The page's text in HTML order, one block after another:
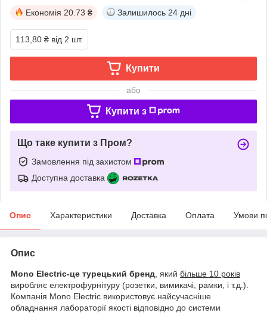
Економія 20.73 ₴ Залишилось 24 дні
113,80 ₴ від 2 шт.
Купити
або
Купити з
Що таке купити з Пром?
Замовлення під захистом
Доступна доставка
Опис Характеристики Доставка Оплата Умови
Опис
Mono Electric-це турецький бренд , який більше 10 років
виробляє електрофурнітуру (розетки, вимикачі, рамки, і т.д.).
Компанія Mono Electric використовує найсучасніше
обладнання лабораторії якості відповідно до системи